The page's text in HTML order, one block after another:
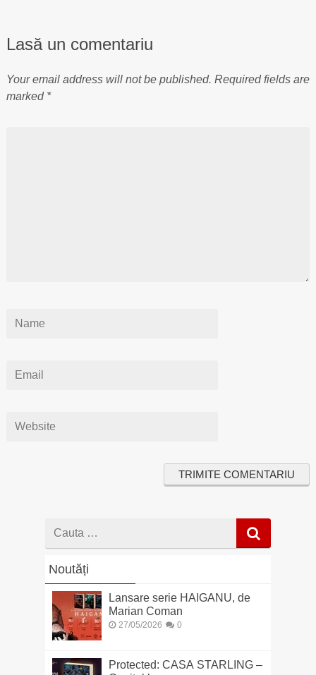
Lasă un comentariu
Your email address will not be published. Required fields are
marked *
Cauta
Noutăți
Lansare serie HAIGANU, de
Marian Coman
27/05/2026 0
Protected: CASA STARLING –